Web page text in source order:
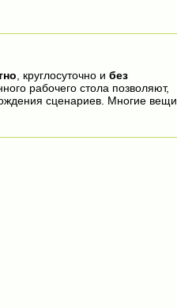
, круглосуточно и без
рабочего стола позволяют,
сценариев. Многие вещи